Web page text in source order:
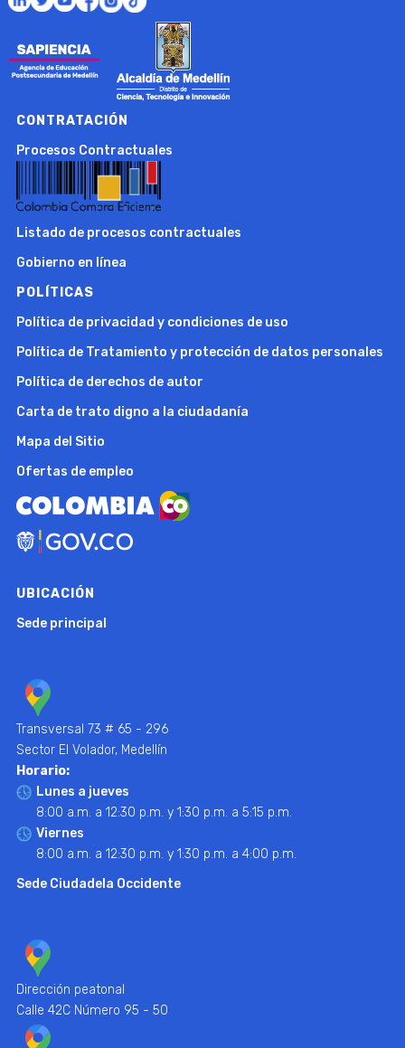
CONTRATACIÓN
Procesos Contractuales
Listado de procesos contractuales
Gobierno en línea
POLÍTICAS
Política de privacidad y condiciones de uso
Política de Tratamiento y protección de datos personales
Política de derechos de autor
Carta de trato digno a la ciudadanía
Mapa del Sitio
Ofertas de empleo
UBICACIÓN
Sede principal
Transversal 73 # 65 - 296
Sector El Volador, Medellín
Horario:
Lunes a jueves
8:00 a.m. a 12:30 p.m. y 1:30 p.m. a 5:15 p.m.
Viernes
8:00 a.m. a 12:30 p.m. y 1:30 p.m. a 4:00 p.m.
Sede Ciudadela Occidente
Dirección peatonal
Calle 42C Número 95 - 50